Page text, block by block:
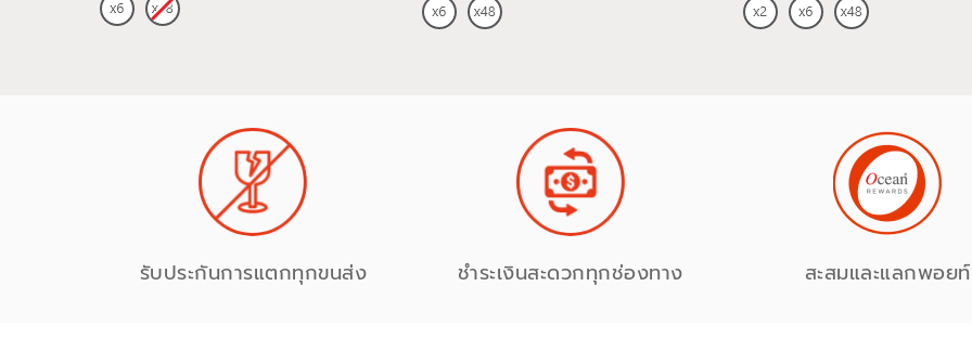
รับประกันการแตกทุกขนส่ง ชำระเงินสะดวกทุกช่องทาง สะสมและแลกพอยท์